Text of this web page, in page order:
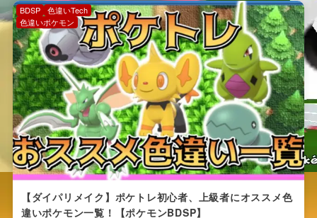
【ダイパリメイク】ポケトレ初心者、上級者にオススメ色
違いポケモン一覧！【ポケモンBDSP】
BDSP
色違いTech
色違いポケモン